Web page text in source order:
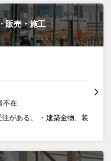
販売・施工
不在
がある。 ・建築金物、装